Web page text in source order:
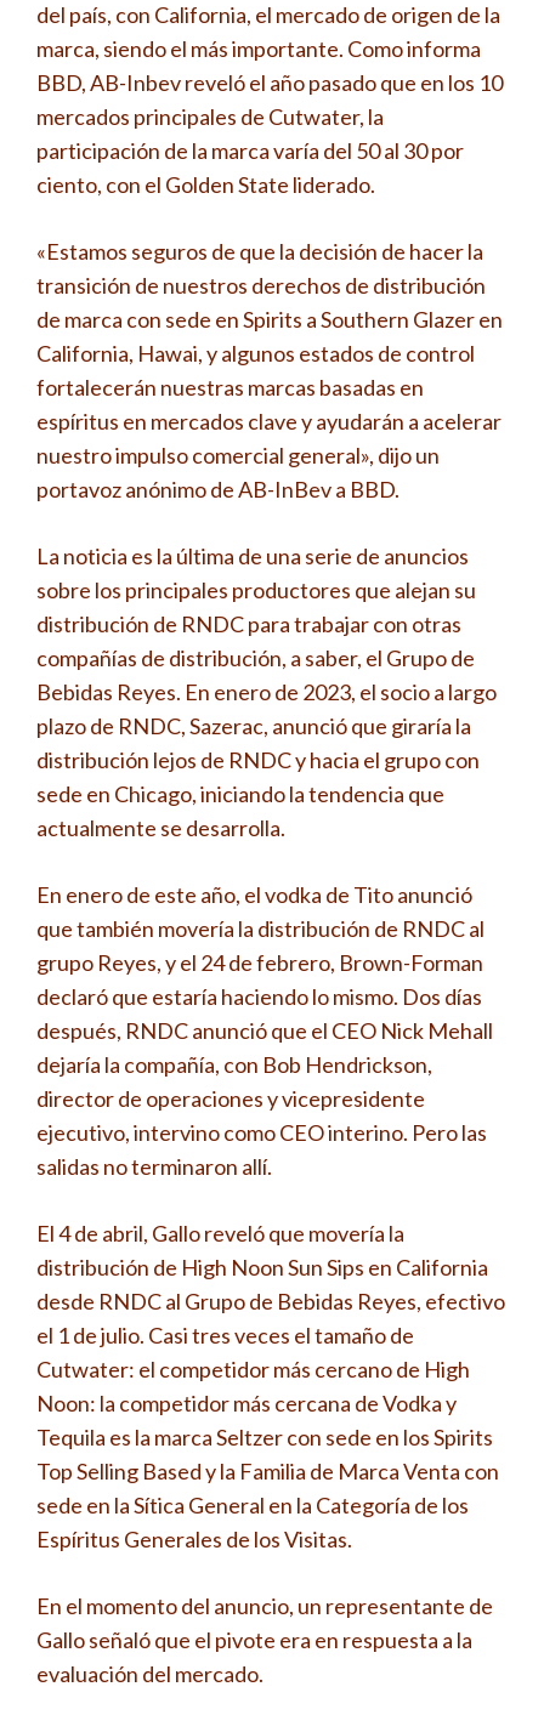
del país, con California, el mercado de origen de la
marca, siendo el más importante. Como informa
BBD, AB-Inbev reveló el año pasado que en los 10
mercados principales de Cutwater, la
participación de la marca varía del 50 al 30 por
ciento, con el Golden State liderado.
«Estamos seguros de que la decisión de hacer la
transición de nuestros derechos de distribución
de marca con sede en Spirits a Southern Glazer en
California, Hawai, y algunos estados de control
fortalecerán nuestras marcas basadas en
espíritus en mercados clave y ayudarán a acelerar
nuestro impulso comercial general», dijo un
portavoz anónimo de AB-InBev a BBD.
La noticia es la última de una serie de anuncios
sobre los principales productores que alejan su
distribución de RNDC para trabajar con otras
compañías de distribución, a saber, el Grupo de
Bebidas Reyes. En enero de 2023, el socio a largo
plazo de RNDC, Sazerac, anunció que giraría la
distribución lejos de RNDC y hacia el grupo con
sede en Chicago, iniciando la tendencia que
actualmente se desarrolla.
En enero de este año, el vodka de Tito anunció
que también movería la distribución de RNDC al
grupo Reyes, y el 24 de febrero, Brown-Forman
declaró que estaría haciendo lo mismo. Dos días
después, RNDC anunció que el CEO Nick Mehall
dejaría la compañía, con Bob Hendrickson,
director de operaciones y vicepresidente
ejecutivo, intervino como CEO interino. Pero las
salidas no terminaron allí.
El 4 de abril, Gallo reveló que movería la
distribución de High Noon Sun Sips en California
desde RNDC al Grupo de Bebidas Reyes, efectivo
el 1 de julio. Casi tres veces el tamaño de
Cutwater: el competidor más cercano de High
Noon: la competidor más cercana de Vodka y
Tequila es la marca Seltzer con sede en los Spirits
Top Selling Based y la Familia de Marca Venta con
sede en la Sítica General en la Categoría de los
Espíritus Generales de los Visitas.
En el momento del anuncio, un representante de
Gallo señaló que el pivote era en respuesta a la
evaluación del mercado.